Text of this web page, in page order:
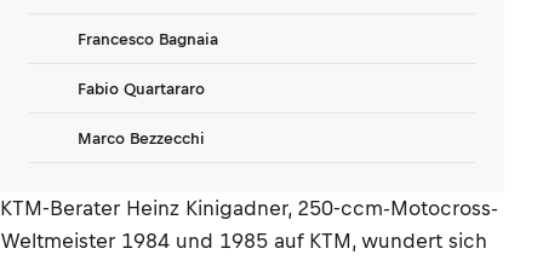
Francesco Bagnaia
Fabio Quartararo
Marco Bezzecchi
KTM-Berater Heinz Kinigadner, 250-ccm-Motocross-
Weltmeister 1984 und 1985 auf KTM, wundert sich